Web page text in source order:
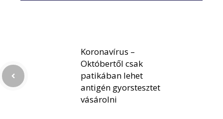
Koronavírus –
Októbertől csak
patikában lehet
antigén gyorstesztet
vásárolni